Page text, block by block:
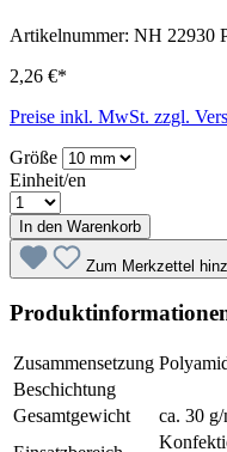
Artikelnummer: NH 22930
2,26 €*
Preise inkl. MwSt. zzgl.
Größe
Einheit/en
In den Warenkorb
Zum Merkzettel
Zusammensetzung
Beschichtung
Gesamtgewicht
ca. 30 g/